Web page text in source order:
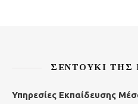
ΣΕΝΤΟΎΚΙ ΤΗΣ
Υπηρεσίες Εκπαίδευσης